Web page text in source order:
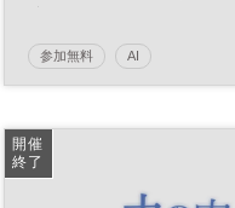
参加無料 AI
経営
リーガルテック
開催
終了